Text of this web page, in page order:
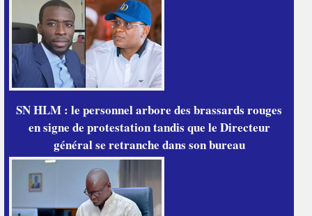
SN HLM : le personnel arbore des brassards rouges
en signe de protestation tandis que le Directeur
général se retranche dans son bureau